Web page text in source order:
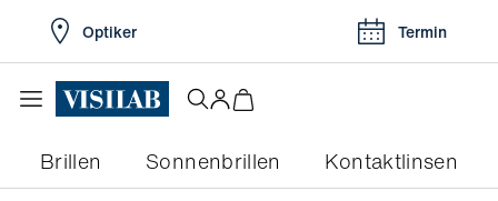
Optiker Termin
Brillen Sonnenbrillen Kontaktlinsen